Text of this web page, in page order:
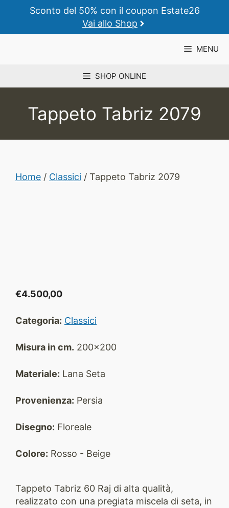
contenuto
Sconto del 50% con il coupon Estate26
Vai allo Shop
MENU
SHOP ONLINE
Tappeto Tabriz 2079
Home / Classici / Tappeto Tabriz 2079
€4.500,00
Categoria: Classici
Misura in cm. 200x200
Materiale: Lana Seta
Provenienza: Persia
Disegno: Floreale
Colore: Rosso - Beige
Tappeto Tabriz 60 Raj di alta qualità,
realizzato con una pregiata miscela di seta, in